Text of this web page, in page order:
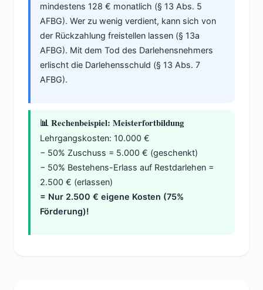
mindestens 128 € monatlich (§ 13 Abs. 5
AFBG). Wer zu wenig verdient, kann sich von
der Rückzahlung freistellen lassen (§ 13a
AFBG). Mit dem Tod des Darlehensnehmers
erlischt die Darlehensschuld (§ 13 Abs. 7
AFBG).
📊 Rechenbeispiel: Meisterfortbildung
Lehrgangskosten: 10.000 €
− 50% Zuschuss = 5.000 € (geschenkt)
− 50% Bestehens-Erlass auf Restdarlehen =
2.500 € (erlassen)
= Nur 2.500 € eigene Kosten (75%
Förderung)!